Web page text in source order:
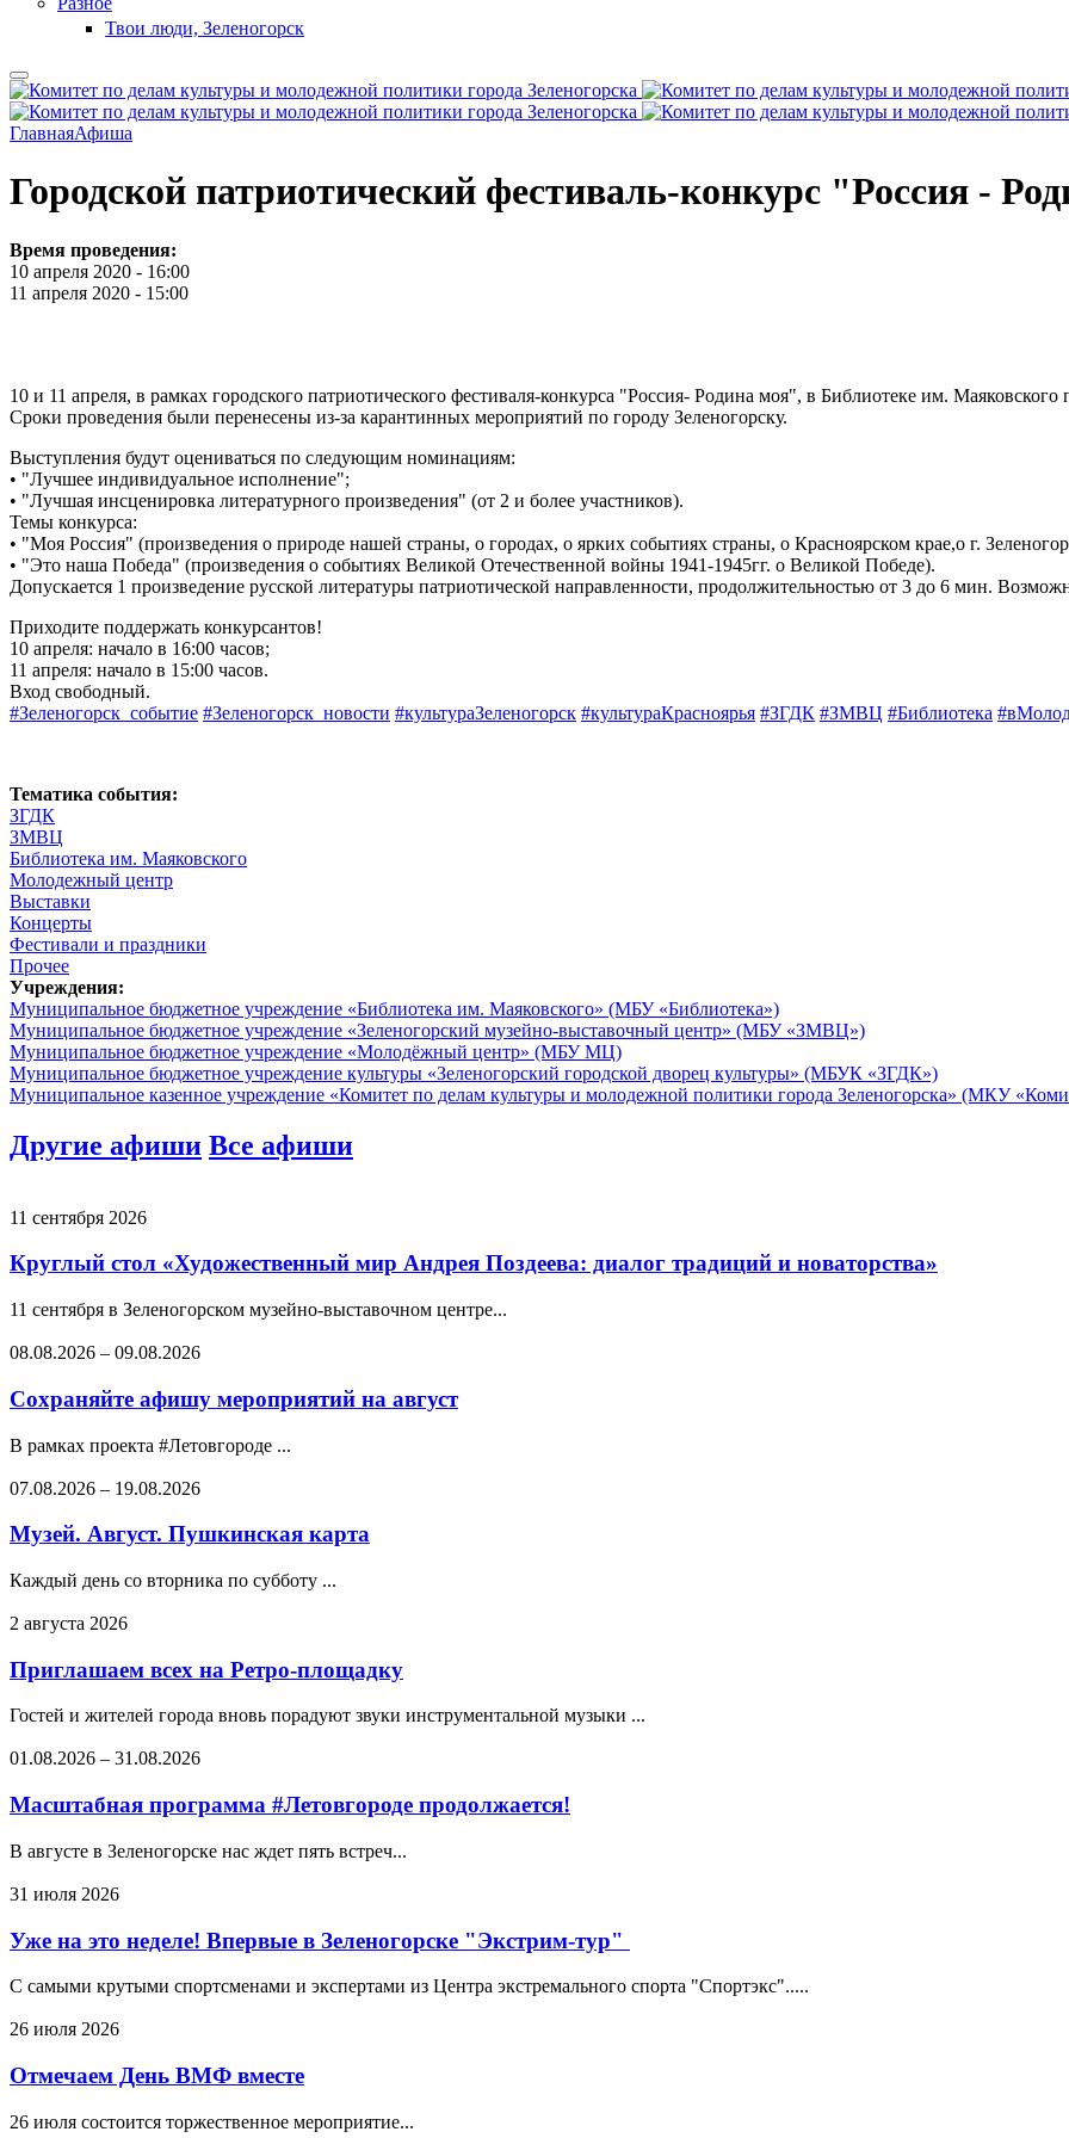
Твои люди, Зеленогорск
ГлавнаяАфиша
Городской патриотический фестиваль-конкурс "Россия -
Время проведения:
10 апреля 2020 - 16:00
11 апреля 2020 - 15:00
10 и 11 апреля, в рамках городского патриотического фестиваля-конкурса "Россия- Родина моя", в Библиотеке им.
Сроки проведения были перенесены из-за карантинных мероприятий по городу Зеленогорску.
Выступления будут оцениваться по следующим номинациям:
• "Лучшее индивидуальное исполнение";
• "Лучшая инсценировка литературного произведения" (от 2 и более участников).
Темы конкурса:
• "Моя Россия" (произведения о природе нашей страны, о городах, о ярких событиях страны, о Красноярском крае,о г.
• "Это наша Победа" (произведения о событиях Великой Отечественной войны 1941-1945гг. о Великой Победе).
Допускается 1 произведение русской литературы патриотической направленности, продолжительностью от 3 до 6 мин.
Приходите поддержать конкурсантов!
10 апреля: начало в 16:00 часов;
11 апреля: начало в 15:00 часов.
Вход свободный.
#Зеленогорск_событие #Зеленогорск_новости #культураЗеленогорск #культураКрасноярья #ЗГДК #ЗМВЦ #Библиотека
Тематика события:
ЗГДК
ЗМВЦ
Библиотека им. Маяковского
Молодежный центр
Выставки
Концерты
Фестивали и праздники
Прочее
Учреждения:
Муниципальное бюджетное учреждение «Библиотека им. Маяковского» (МБУ «Библиотека»)
Муниципальное бюджетное учреждение «Зеленогорский музейно-выставочный центр» (МБУ «ЗМВЦ»)
Муниципальное бюджетное учреждение «Молодёжный центр» (МБУ МЦ)
Муниципальное бюджетное учреждение культуры «Зеленогорский городской дворец культуры» (МБУК «ЗГДК»)
Муниципальное казенное учреждение «Комитет по делам культуры и молодежной политики города Зеленогорска» (МКУ
Другие афиши Все афиши
11 сентября 2026
Круглый стол «Художественный мир Андрея Поздеева: диалог традиций и новаторства»
11 сентября в Зеленогорском музейно-выставочном центре...
08.08.2026 – 09.08.2026
Сохраняйте афишу мероприятий на август
В рамках проекта #Летовгороде ...
07.08.2026 – 19.08.2026
Музей. Август. Пушкинская карта
Каждый день со вторника по субботу ...
2 августа 2026
Приглашаем всех на Ретро-площадку
Гостей и жителей города вновь порадуют звуки инструментальной музыки ...
01.08.2026 – 31.08.2026
Масштабная программа #Летовгороде продолжается!
В августе в Зеленогорске нас ждет пять встреч...
31 июля 2026
Уже на это неделе! Впервые в Зеленогорске "Экстрим-тур"
С самыми крутыми спортсменами и экспертами из Центра экстремального спорта "Спортэкс".....
26 июля 2026
Отмечаем День ВМФ вместе
26 июля состоится торжественное мероприятие...